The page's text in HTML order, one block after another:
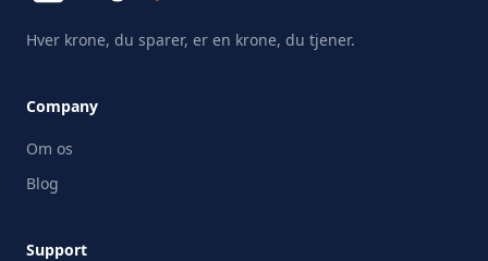
Hver krone, du sparer, er en krone, du tjener.
Company
Om os
Blog
Support